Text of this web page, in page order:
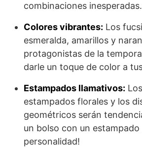
combinaciones inesperadas.
Colores vibrantes: Los
esmeralda, amarillos y
protagonistas de la
darle un toque de color a
Estampados llamativos: Los
estampados florales y los
geométricos serán
un bolso con un
personalidad!